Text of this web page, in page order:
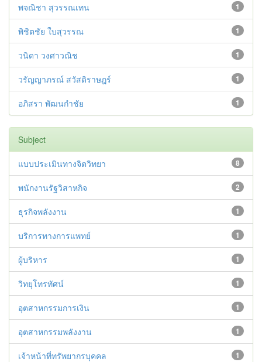
1
พจณิชา สุวรรณเทน
1
พิชิตชัย ใบสุวรรณ
1
วนิดา วงศาวณิช
1
วรัญญาภรณ์ สวัสดิราษฎร์
1
อภิสรา พัฒนกำชัย
Subject
8
แบบประเมินทางจิตวิทยา
2
พนักงานรัฐวิสาหกิจ
1
ธุรกิจพลังงาน
1
บริการทางการแพทย์
1
ผู้บริหาร
1
วิทยุโทรทัศน์
1
อุตสาหกรรมการเงิน
1
อุตสาหกรรมพลังงาน
1
เจ้าหน้าที่ทรัพยากรบุคคล